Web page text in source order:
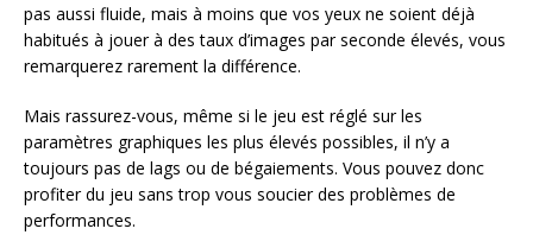
pas aussi fluide, mais à moins que vos yeux ne soient déjà
habitués à jouer à des taux d’images par seconde élevés, vous
remarquerez rarement la différence.
Mais rassurez-vous, même si le jeu est réglé sur les
paramètres graphiques les plus élevés possibles, il n’y a
toujours pas de lags ou de bégaiements. Vous pouvez donc
profiter du jeu sans trop vous soucier des problèmes de
performances.